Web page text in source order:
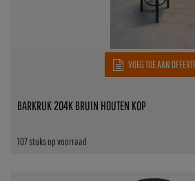
VOEG TOE AAN
107 stuks op voorraad
BARKRUK 204K BRUIN HOUTEN KOP